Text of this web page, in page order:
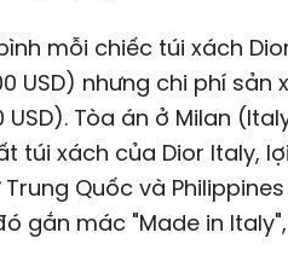
mỗi chiếc túi xách
USD) nhưng chi phí sản
USD). Tòa án ở Milan
túi xách của Dior Italy,
Quốc và
gắn mác "Made in Italy",